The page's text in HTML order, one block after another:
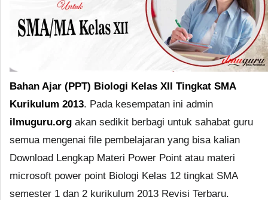
Bahan Ajar (PPT) Biologi Kelas XII Tingkat SMA
Kurikulum 2013. Pada kesempatan ini admin
ilmuguru.org akan sedikit berbagi untuk sahabat guru
semua mengenai file pembelajaran yang bisa kalian
Download Lengkap Materi Power Point atau materi
microsoft power point Biologi Kelas 12 tingkat SMA
semester 1 dan 2 kurikulum 2013 Revisi Terbaru.